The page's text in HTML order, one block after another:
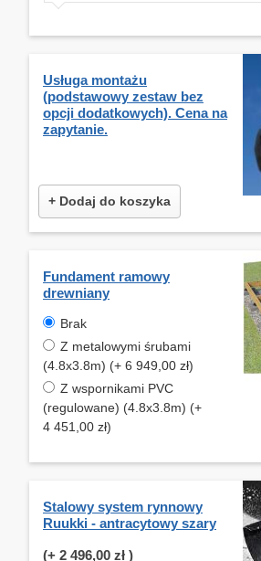
Usługa montażu
(podstawowy zestaw bez
opcji dodatkowych). Cena na
zapytanie.
+ Dodaj do koszyka
Fundament ramowy
drewniany
Brak
Z metalowymi śrubami
(4.8x3.8m) (+ 6 949,00 zł)
Z wspornikami PVC
(regulowane) (4.8x3.8m) (+
4 451,00 zł)
Stalowy system rynnowy
Ruukki - antracytowy szary
(+ 2 496,00 zł )